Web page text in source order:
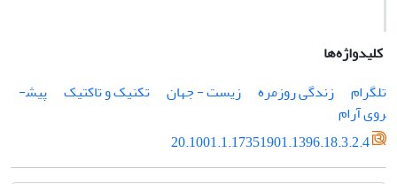
کلیدواژه‌ها
تلگرام
زندگی روزمره زیست - جهان تکنیک و تاکتیک
پیش­
روی آرام
20.1001.1.17351901.1396.18.3.2.4